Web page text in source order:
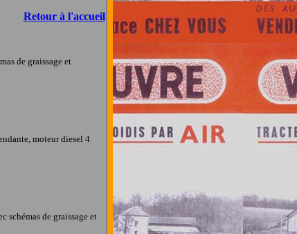
Retour à l'accueil
de graissage et
moteur diesel 4
schémas de graissage et